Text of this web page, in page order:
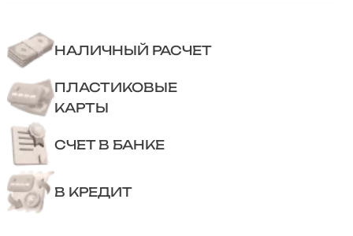
НАЛИЧНЫЙ РАСЧЕТ
ПЛАСТИКОВЫЕ
КАРТЫ
СЧЕТ В БАНКЕ
В КРЕДИТ